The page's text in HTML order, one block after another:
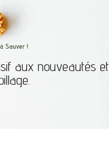
Sauver !
aux nouveautés et